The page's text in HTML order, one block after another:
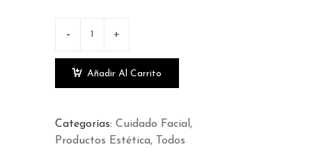
Añadir Al Carrito
Categorías: Cuidado Facial
Productos Estética
Todos